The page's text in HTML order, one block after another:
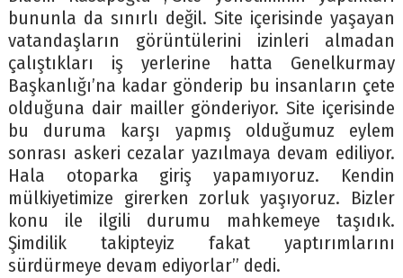
bununla da sınırlı değil. Site içerisinde yaşayan
vatandaşların görüntülerini izinleri almadan
çalıştıkları iş yerlerine hatta Genelkurmay
Başkanlığı’na kadar gönderip bu insanların çete
olduğuna dair mailler gönderiyor. Site içerisinde
bu duruma karşı yapmış olduğumuz eylem
sonrası askeri cezalar yazılmaya devam ediliyor.
Hala otoparka giriş yapamıyoruz. Kendin
mülkiyetimize girerken zorluk yaşıyoruz. Bizler
konu ile ilgili durumu mahkemeye taşıdık.
Şimdilik takipteyiz fakat yaptırımlarını
sürdürmeye devam ediyorlar” dedi.